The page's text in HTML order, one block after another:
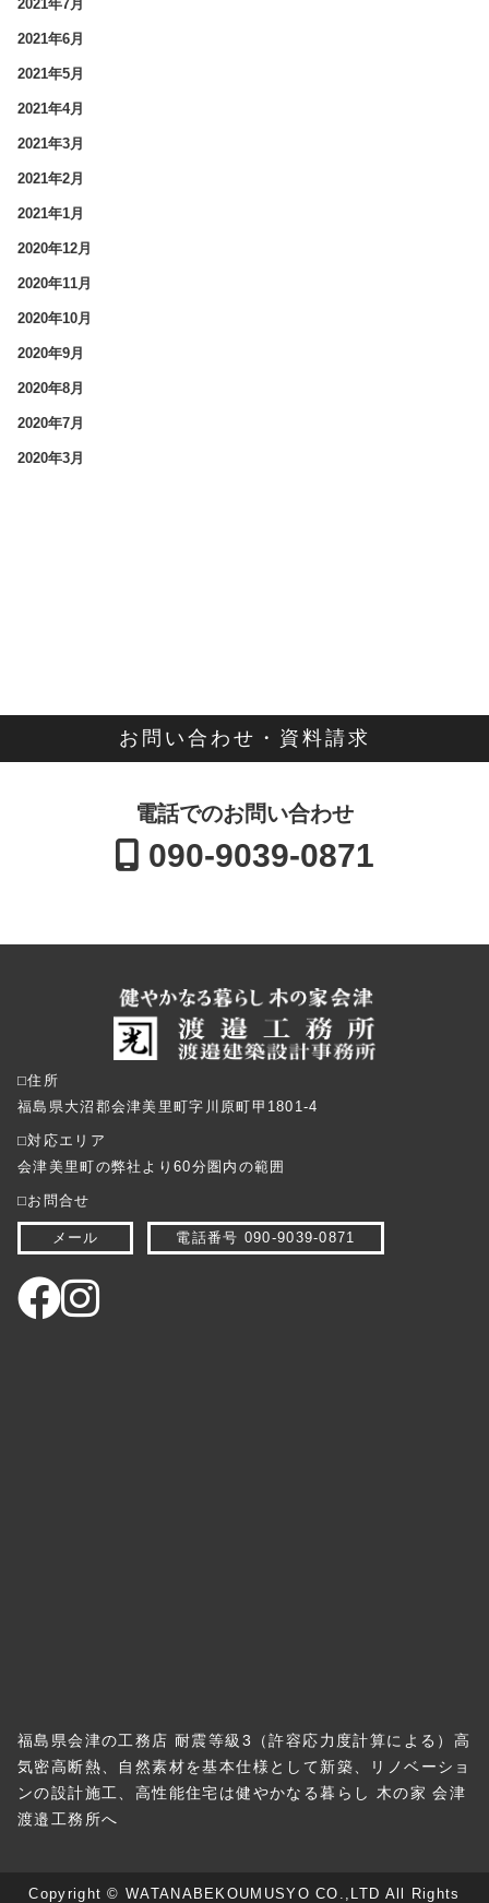
2021年7月
2021年6月
2021年5月
2021年4月
2021年3月
2021年2月
2021年1月
2020年12月
2020年11月
2020年10月
2020年9月
2020年8月
2020年7月
2020年3月
お問い合わせ・資料請求
電話でのお問い合わせ
090-9039-0871
⬜︎住所
福島県大沼郡会津美里町字川原町甲1801-4
⬜︎対応エリア
会津美里町の弊社より60分圏内の範囲
⬜︎お問合せ
メール 電話番号 090-9039-0871
福島県会津の工務店 耐震等級3（許容応力度計算による）高
気密高断熱、自然素材を基本仕様として新築、リノベーショ
ンの設計施工、高性能住宅は健やかなる暮らし 木の家 会津
渡邉工務所へ
Copyright © WATANABEKOUMUSYO CO.,LTD All Rights